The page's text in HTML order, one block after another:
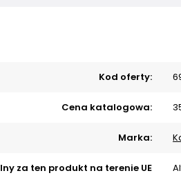
Kod oferty:
Cena katalogowa:
Marka:
za ten produkt na terenie UE